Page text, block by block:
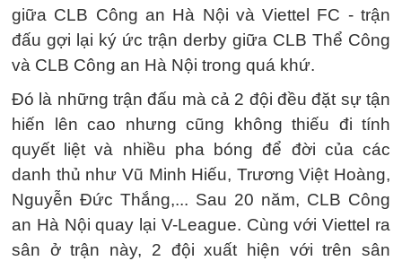
giữa CLB Công an Hà Nội và Viettel FC - trận
đấu gợi lại ký ức trận derby giữa CLB Thể Công
và CLB Công an Hà Nội trong quá khứ.
Đó là những trận đấu mà cả 2 đội đều đặt sự tận
hiến lên cao nhưng cũng không thiếu đi tính
quyết liệt và nhiều pha bóng để đời của các
danh thủ như Vũ Minh Hiếu, Trương Việt Hoàng,
Nguyễn Đức Thắng,... Sau 20 năm, CLB Công
an Hà Nội quay lại V-League. Cùng với Viettel ra
sân ở trận này, 2 đội xuất hiện với trên sân